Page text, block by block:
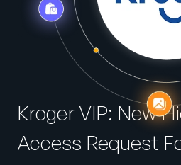
Recursos
Empresa
Kroger VIP: New
Access Request